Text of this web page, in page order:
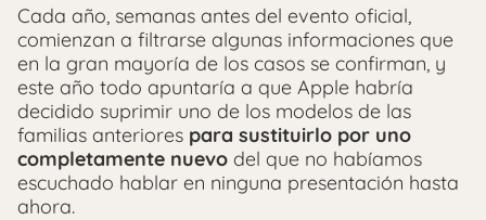
Cada año, semanas antes del evento oficial,
comienzan a filtrarse algunas informaciones que
en la gran mayoría de los casos se confirman, y
este año todo apuntaría a que Apple habría
decidido suprimir uno de los modelos de las
familias anteriores para sustituirlo por uno
completamente nuevo del que no habíamos
escuchado hablar en ninguna presentación hasta
ahora.